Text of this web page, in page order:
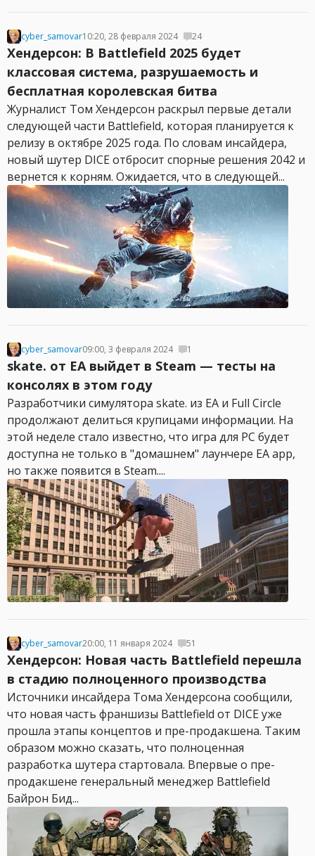
cyber_samovar10:20, 28 февраля 2024 24
Хендерсон: В Battlefield 2025 будет
классовая система, разрушаемость и
бесплатная королевская битва
Журналист Том Хендерсон раскрыл первые детали
следующей части Battlefield, которая планируется к
релизу в октябре 2025 года. По словам инсайдера,
новый шутер DICE отбросит спорные решения 2042 и
вернется к корням. Ожидается, что в следующей...
cyber_samovar09:00, 3 февраля 2024 1
skate. от EA выйдет в Steam — тесты на
консолях в этом году
Разработчики симулятора skate. из EA и Full Circle
продолжают делиться крупицами информации. На
этой неделе стало известно, что игра для PC будет
доступна не только в "домашнем" лаунчере EA app,
но также появится в Steam....
cyber_samovar20:00, 11 января 2024 51
Хендерсон: Новая часть Battlefield перешла
в стадию полноценного производства
Источники инсайдера Тома Хендерсона сообщили,
что новая часть франшизы Battlefield от DICE уже
прошла этапы концептов и пре-продакшена. Таким
образом можно сказать, что полноценная
разработка шутера стартовала. Впервые о пре-
продакшене генеральный менеджер Battlefield
Байрон Бид...